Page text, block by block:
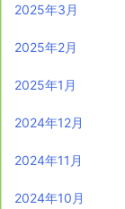
2025年3月
2025年2月
2025年1月
2024年12月
2024年11月
2024年10月